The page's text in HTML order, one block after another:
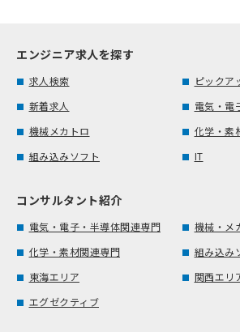
エンジニア求人を探す
求人検索
ピックア
新着求人
電気・電
機械メカトロ
化学・素
組み込みソフト
IT
コンサルタント紹介
電気・電子・半導体関連専門
機械・メ
化学・素材関連専門
組み込み
東海エリア
関西エリ
エグゼクティブ